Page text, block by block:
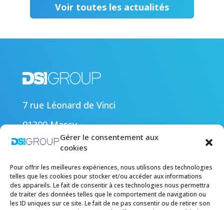
Gérer le consentement aux
cookies
Pour offrir les meilleures expériences, nous utilisons des technologies
telles que les cookies pour stocker et/ou accéder aux informations
des appareils. Le fait de consentir à ces technologies nous permettra
de traiter des données telles que le comportement de navigation ou
les ID uniques sur ce site. Le fait de ne pas consentir ou de retirer son
Voir toutes les actualités
7 rue Léonard de Vinci
91300 Massy
Nos références
Nos actualités
Carrière
Nous contacter